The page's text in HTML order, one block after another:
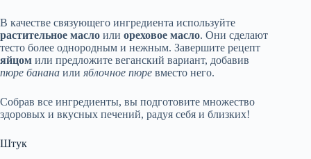
В качестве связующего ингредиента используйте
растительное масло или ореховое масло. Они сделают
тесто более однородным и нежным. Завершите рецепт
яйцом или предложите веганский вариант, добавив
пюре банана или яблочное пюре вместо него.
Собрав все ингредиенты, вы подготовите множество
здоровых и вкусных печений, радуя себя и близких!
Штук